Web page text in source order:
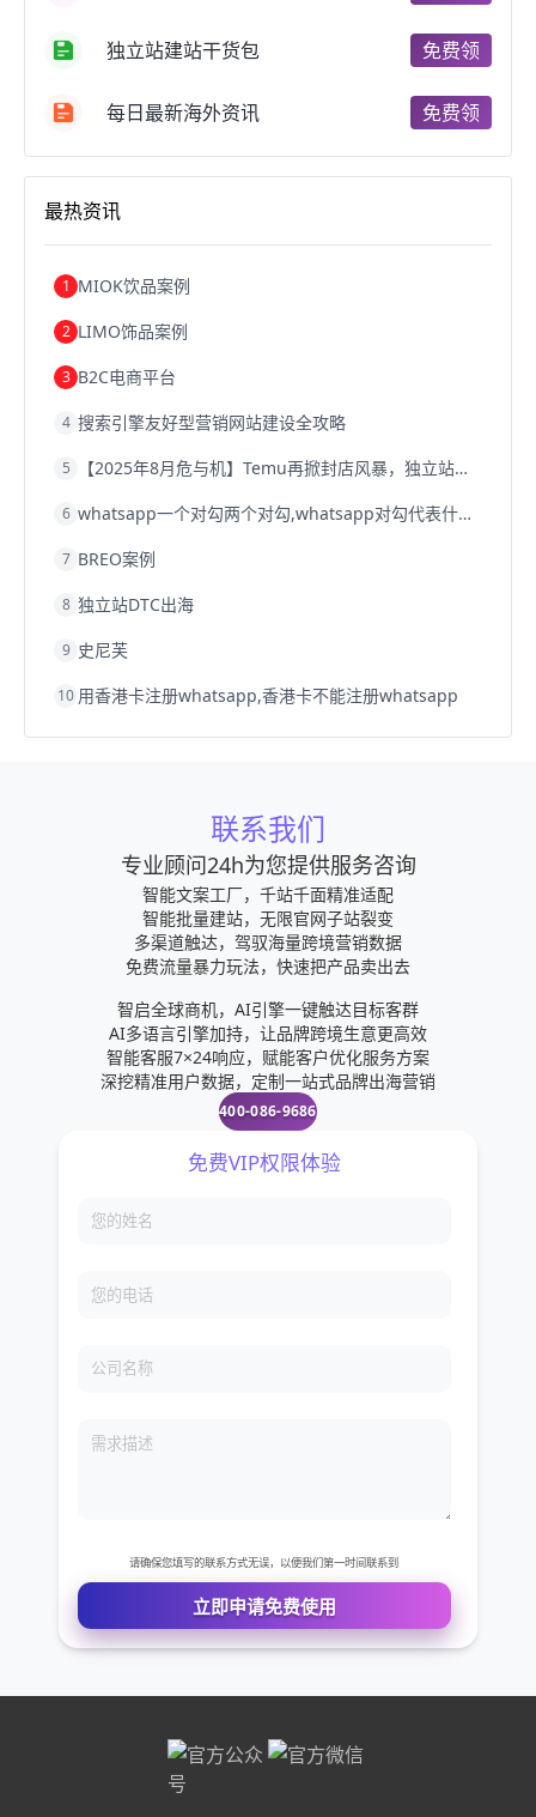
天津跨境电商东南亚跨境电商
跨境电商b2b阿里巴巴跨境电商
跨境电商关税
跨境电商建站
浙江跨境电商宁波跨境电商跨境电商的模式
跨境电商优势跨境电商的优势
独立站建站干货包 免费领
每日最新海外资讯 免费领
最热资讯
1 MIOK饮品案例
2 LIMO饰品案例
3 B2C电商平台
4 搜索引擎友好型营销网站建设全攻略
5 【2025年8月危与机】Temu再掀封店风暴，独立站才是跨境卖家的避险通道
6 whatsapp一个对勾两个对勾,whatsapp对勾代表什么意思
7 BREO案例
8 独立站DTC出海
9 史尼芙
10 用香港卡注册whatsapp,香港卡不能注册whatsapp
联系我们
专业顾问24h为您提供服务咨询
智能文案工厂，千站千面精准适配
智能批量建站，无限官网子站裂变
多渠道触达，驾驭海量跨境营销数据
免费流量暴力玩法，快速把产品卖出去
智启全球商机，AI引擎一键触达目标客群
AI多语言引擎加持，让品牌跨境生意更高效
智能客服7×24响应，赋能客户优化服务方案
深挖精准用户数据，定制一站式品牌出海营销
400-086-9686
免费VIP权限体验
您的电话